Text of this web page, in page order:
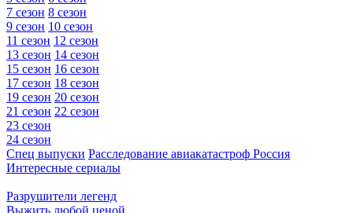
7 сезон 8 сезон
9 сезон 10 сезон
11 сезон 12 сезон
13 сезон 14 сезон
15 сезон 16 сезон
17 сезон 18 сезон
19 сезон 20 сезон
21 сезон 22 сезон
23 сезон
24 сезон
Спец выпуски Расследование авиакатастроф Россия
Интересные сериалы
Разрушители легенд
Выжить любой ценой